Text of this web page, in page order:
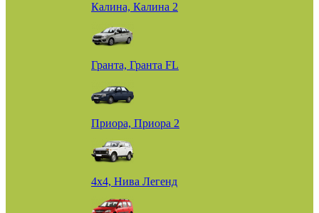
Калина, Калина 2
Гранта, Гранта FL
Приора, Приора 2
4х4, Нива Легенд